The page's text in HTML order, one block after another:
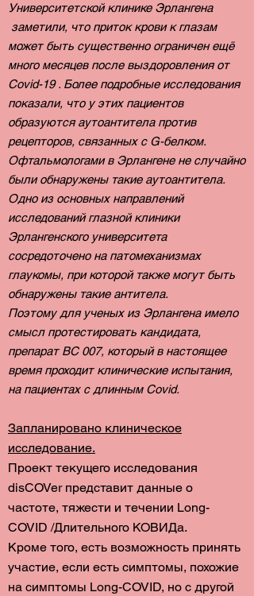
Университетской клинике Эрлангена
заметили, что приток крови к глазам
может быть существенно ограничен ещё
много месяцев после выздоровления от
Covid-19 . Более подробные исследования
показали, что у этих пациентов
образуются аутоантитела против
рецепторов, связанных с G-белком.
Офтальмологами в Эрлангене не случайно
были обнаружены такие аутоантитела.
Одно из основных направлений
исследований глазной клиники
Эрлангенского университета
сосредоточено на патомеханизмах
глаукомы, при которой также могут быть
обнаружены такие антитела.
Поэтому для ученых из Эрлангена имело
смысл протестировать кандидата,
препарат BC 007, который в настоящее
время проходит клинические испытания,
на пациентах с длинным Covid.
Запланировано клиническое
исследование.
Проект текущего исследования
disCOVer представит данные о
частоте, тяжести и течении Long-
COVID /Длительного КОВИДа.
Кроме того, есть возможность принять
участие, если есть симптомы, похожие
на симптомы Long-COVID, но с другой